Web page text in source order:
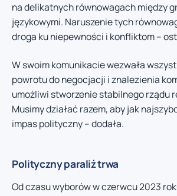
na delikatnych równowagach między
językowymi. Naruszenie tych
droga ku niepewności i konfliktom –
W swoim komunikacie wezwała
powrotu do negocjacji i znalezienia
umożliwi stworzenie stabilnego rządu
Musimy działać razem, aby jak
impas polityczny – dodała.
Polityczny paraliż trwa
Od czasu wyborów w czerwcu 2023